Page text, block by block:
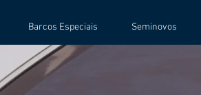
Barcos Especiais Seminovos